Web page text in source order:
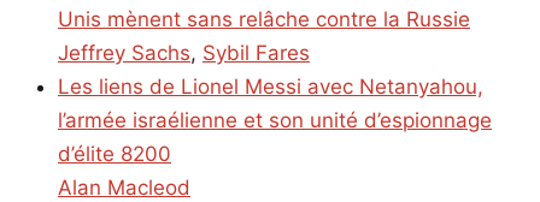
Unis mènent sans relâche contre la Russie
Jeffrey Sachs, Sybil Fares
Les liens de Lionel Messi avec Netanyahou,
l’armée israélienne et son unité d’espionnage
d’élite 8200
Alan Macleod